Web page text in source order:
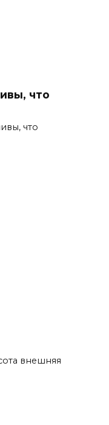
что
что
внешняя